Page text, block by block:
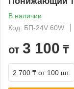
В наличии
Код: БП-24V 60W
от 3 100 ₸
2 700 ₸ от 100 шт.